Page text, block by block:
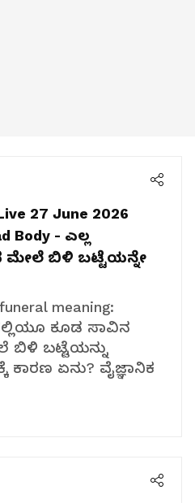
27 June 2026
Body - ಎಲ್ಲ
ಬಿಳಿ ಬಟ್ಟೆಯನ್ನೇ
meaning:
ಕೂಡ ಸಾವಿನ
ಬಿಳಿ ಬಟ್ಟೆಯನ್ನು
ಕಾರಣ ಏನು? ವೈಜ್ಞಾನಿಕ